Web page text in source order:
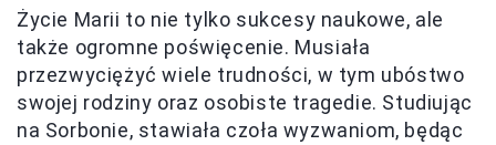
Życie Marii to nie tylko sukcesy naukowe, ale
także ogromne poświęcenie. Musiała
przezwyciężyć wiele trudności, w tym ubóstwo
swojej rodziny oraz osobiste tragedie. Studiując
na Sorbonie, stawiała czoła wyzwaniom, będąc